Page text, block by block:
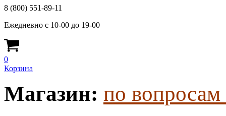
8 (800) 551-89-11
Ежедневно с 10-00 до 19-00
0
Корзина
Магазин: по